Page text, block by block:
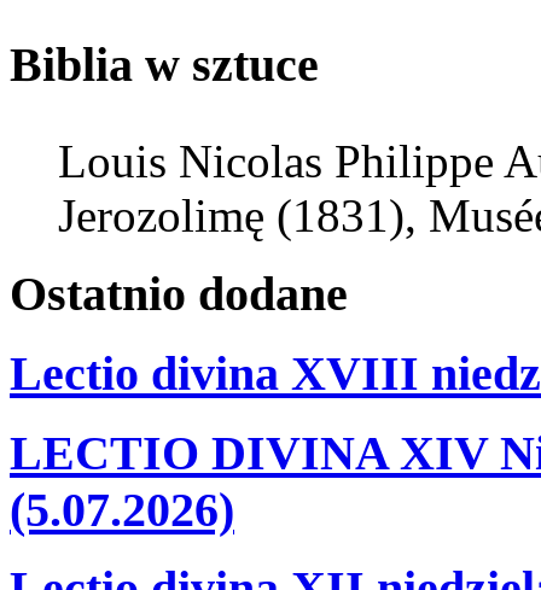
Biblia w sztuce
Louis Nicolas Philippe
Jerozolimę (1831),
Ostatnio dodane
Lectio divina XVIII
LECTIO DIVINA XIV
(5.07.2026)